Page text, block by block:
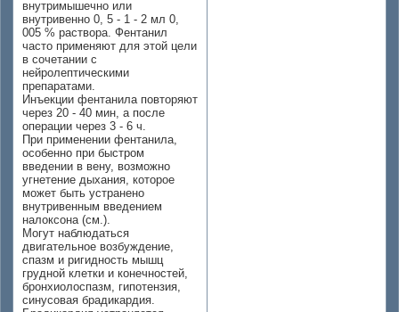
внутримышечно или
внутривенно 0, 5 - 1 - 2 мл 0,
005 % раствора. Фентанил
часто применяют для этой цели
в сочетании с
нейролептическими
препаратами.
Инъекции фентанила повторяют
через 20 - 40 мин, а после
операции через 3 - 6 ч.
При применении фентанила,
особенно при быстром
введении в вену, возможно
угнетение дыхания, которое
может быть устранено
внутривенным введением
налоксона (см.).
Могут наблюдаться
двигательное возбуждение,
спазм и ригидность мышц
грудной клетки и конечностей,
бронхиолоспазм, гипотензия,
синусовая брадикардия.